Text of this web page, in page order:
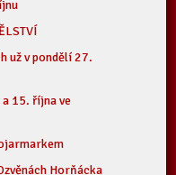
už v pondělí 27.
15. října ve
Horňácka